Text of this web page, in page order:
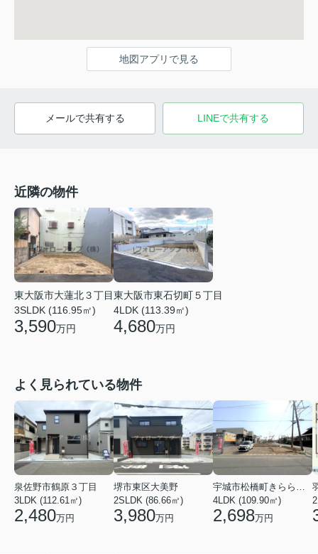
地図アプリで見る
メールで共有する LINEで共有する
近隣の物件
東大阪市大蓮北３丁目
3SLDK (116.95㎡)
3,590万円
東大阪市東石切町５丁目
4LDK (113.39㎡)
4,680万円
よく見られている物件
泉佐野市鶴原３丁目
3LDK (112.61㎡)
2,480万円
堺市東区大美野
2SLDK (86.66㎡)
3,980万円
4LDK (109.90㎡)
2,698万円